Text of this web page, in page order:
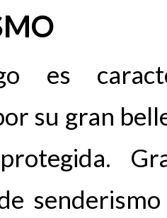
es
su gran